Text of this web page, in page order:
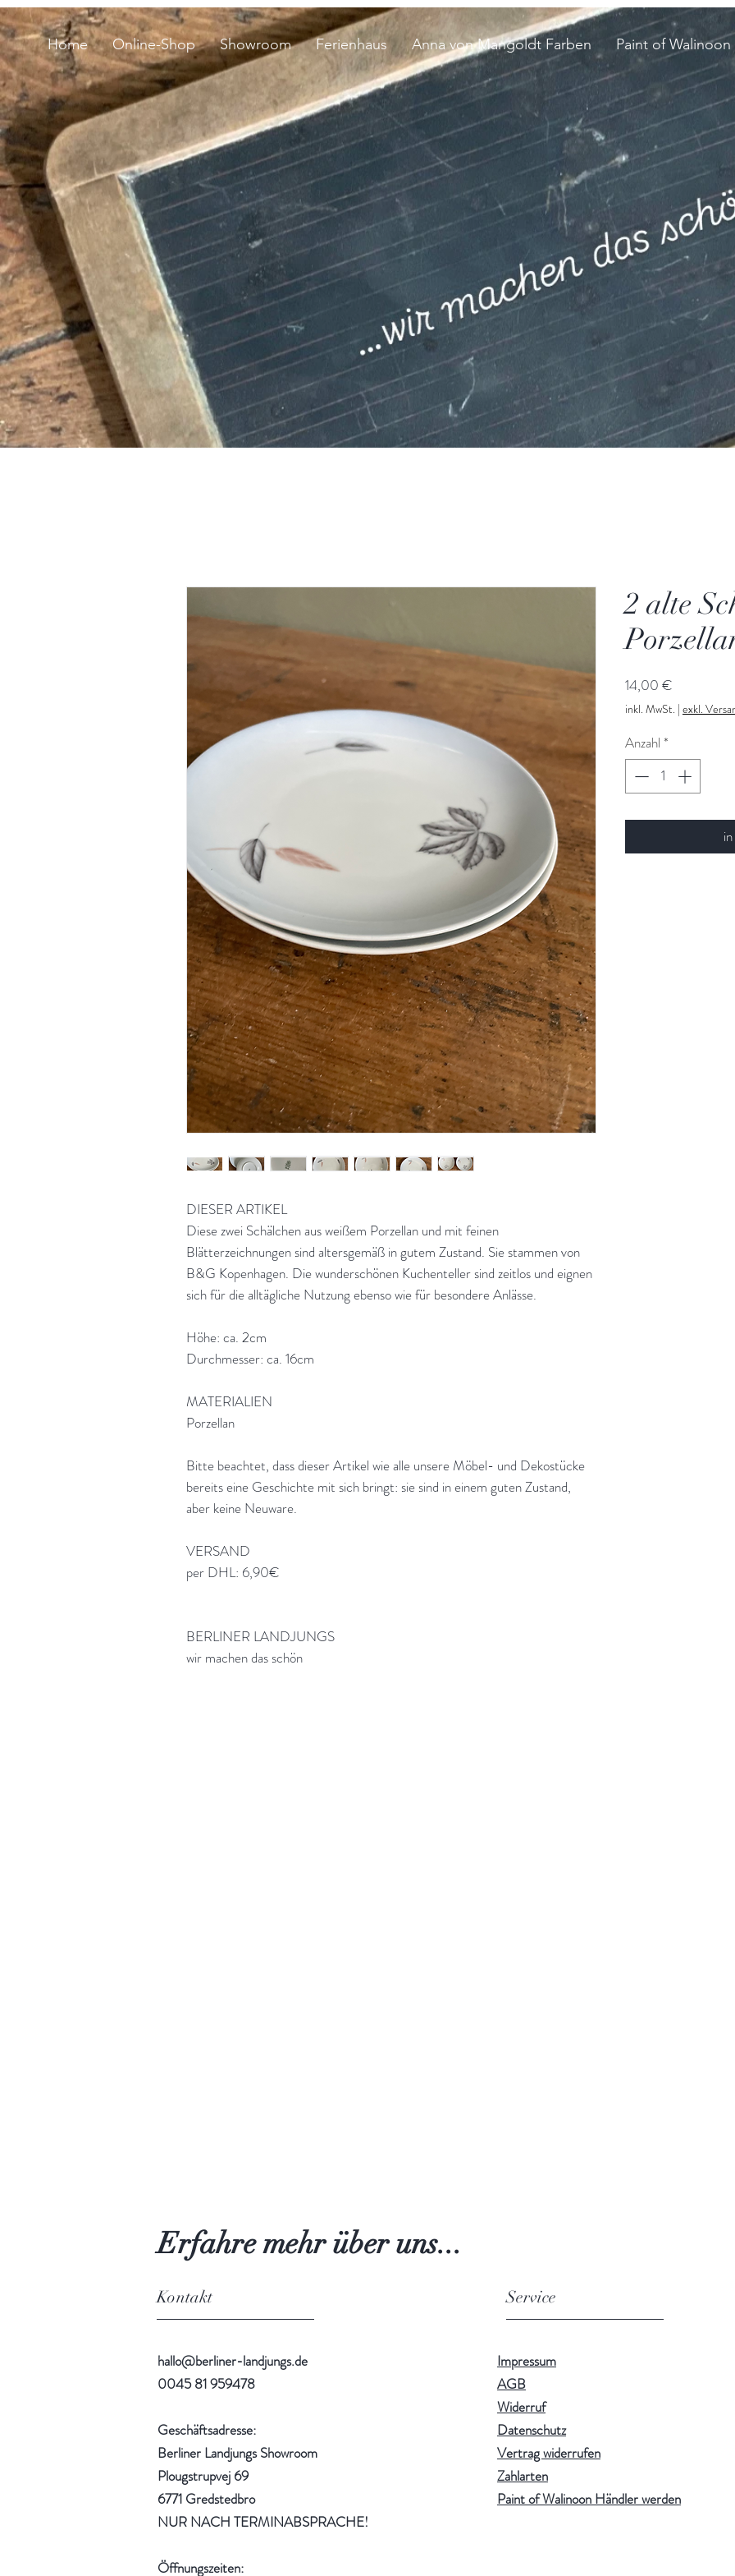
Home Online-Shop Showroom Ferienhaus Anna von Mangoldt Farben Paint of Walinoon
DIESER ARTIKEL
Diese zwei Schälchen aus weißem Porzellan und mit feinen
Blätterzeichnungen sind altersgemäß in gutem Zustand. Sie stammen von
B&G Kopenhagen. Die wunderschönen Kuchenteller sind zeitlos und eignen
sich für die alltägliche Nutzung ebenso wie für besondere Anlässe.
Höhe: ca. 2cm
Durchmesser: ca. 16cm
MATERIALIEN
Porzellan
Bitte beachtet, dass dieser Artikel wie alle unsere Möbel- und Dekostücke
bereits eine Geschichte mit sich bringt: sie sind in einem guten Zustand,
aber keine Neuware.
VERSAND
per DHL: 6,90€
BERLINER LANDJUNGS
wir machen das schön
2 alte
14,00 €
inkl. MwSt. | exkl.
Anzahl *
Erfahre mehr über uns...
Kontakt
hallo@berliner-landjungs.de
0045 81 959478
Geschäftsadresse:
Berliner Landjungs Showroom
Plougstrupvej 69
6771 Gredstedbro
NUR NACH TERMINABSPRACHE!
Öffnungszeiten:
Service
Impressum
AGB
Widerruf
Datenschutz
Vertrag widerrufen
Zahlarten
Paint of Walinoon Händler werden